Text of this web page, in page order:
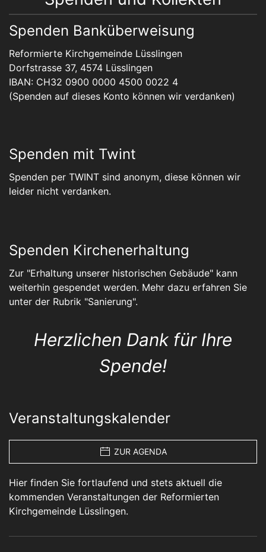
Spenden Banküberweisung
Reformierte Kirchgemeinde Lüsslingen
Dorfstrasse 37, 4574 Lüsslingen
IBAN: CH32 0900 0000 4500 0022 4
(Spenden auf dieses Konto können wir verdanken)
Spenden mit Twint
Spenden per TWINT sind anonym, diese können wir
leider nicht verdanken.
Spenden Kirchenerhaltung
Zur "Erhaltung unserer historischen Gebäude" kann
weiterhin gespendet werden. Mehr dazu erfahren Sie
unter der Rubrik "Sanierung".
Herzlichen Dank für Ihre
Spende!
Veranstaltungskalender
ZUR AGENDA
Hier finden Sie fortlaufend und stets aktuell die
kommenden Veranstaltungen der Reformierten
Kirchgemeinde Lüsslingen.